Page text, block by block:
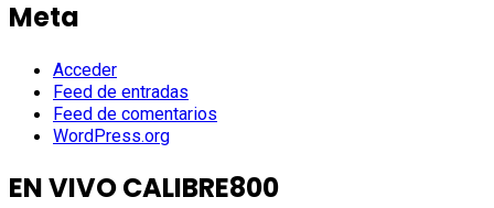
Meta
Acceder
Feed de entradas
Feed de comentarios
WordPress.org
EN VIVO CALIBRE800